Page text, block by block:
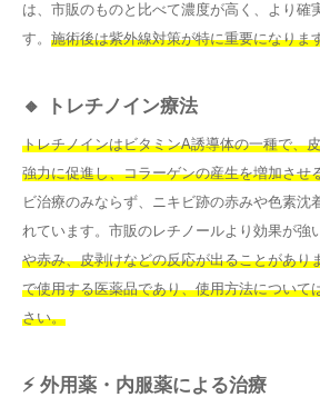
は、市販のものと比べて濃度が高く、より確
す。 施術後は紫外線対策が特に重要になりま
🔸 トレチノイン療法
トレチノインはビタミンA誘導体の一種で、
強力に促進し、コラーゲンの産生を増加させ
ビ治療のみならず、ニキビ跡の赤みや色素沈
れています。市販のレチノールより効果が強
や赤み、皮剥けなどの反応が出ることがあり
で使用する医薬品であり、使用方法について
さい。
⚡ 外用薬・内服薬による治療